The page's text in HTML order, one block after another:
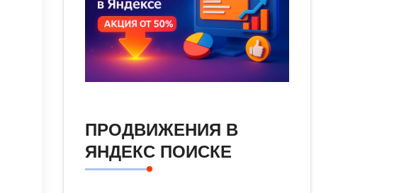
ПРОДВИЖЕНИЯ В
ЯНДЕКС ПОИСКЕ